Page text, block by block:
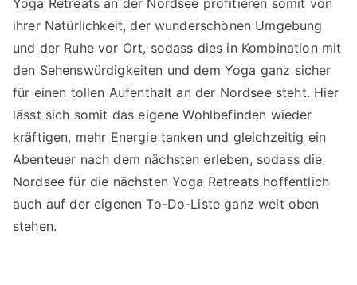
Yoga Retreats an der Nordsee profitieren somit von
ihrer Natürlichkeit, der wunderschönen Umgebung
und der Ruhe vor Ort, sodass dies in Kombination mit
den Sehenswürdigkeiten und dem Yoga ganz sicher
für einen tollen Aufenthalt an der Nordsee steht. Hier
lässt sich somit das eigene Wohlbefinden wieder
kräftigen, mehr Energie tanken und gleichzeitig ein
Abenteuer nach dem nächsten erleben, sodass die
Nordsee für die nächsten Yoga Retreats hoffentlich
auch auf der eigenen To-Do-Liste ganz weit oben
stehen.